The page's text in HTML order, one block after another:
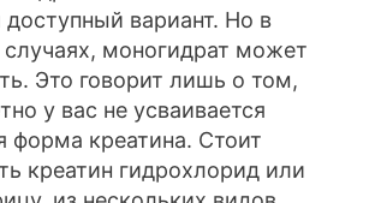
вариант. Но в
случаях, моногидрат может
Это говорит лишь о том,
у вас не усваивается
форма креатина. Стоит
креатин гидрохлорид или